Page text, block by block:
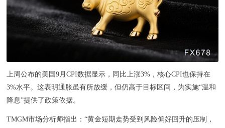
上周公布的美国9月CPI数据显示，同比上涨3%，核心CPI也保持在
3%水平。这表明通胀虽有所放缓，但仍高于目标区间，为实施“温和
降息”提供了政策依据。
TMGM市场分析师指出：“黄金短期走势受到风险偏好回升的压制，